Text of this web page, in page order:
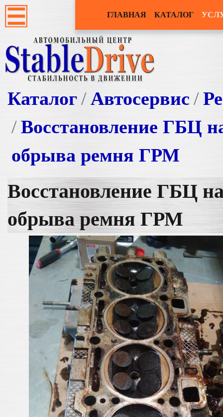
ГЛАВНАЯ КАТАЛОГ
Каталог Автосервис
Восстановление ГБЦ
обрыва ремня ГРМ
Восстановление ГБЦ
обрыва ремня ГРМ